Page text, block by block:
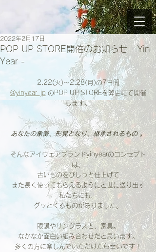
POP UP STORE開催のお知らせ - Yin
Year -
2022年2月17日
2.22(火)〜2.28(月)の7日間
@yinyear_jp のPOP UP STOREを弊店にて開催
します。
あなたの象徴、形見となり、継承されるもの 。
そんなアイウェアブランドyinyearのコンセプト
は、
古いものをぴしっと仕上げて
また長く使ってもらえるようにと世に送り出す
私たちにも、
グッとくるものがありました。
眼鏡やサングラスと、家具。
なかなか面白い組み合わせだと思います。
多くの方に楽しんでいただけたら幸いです！